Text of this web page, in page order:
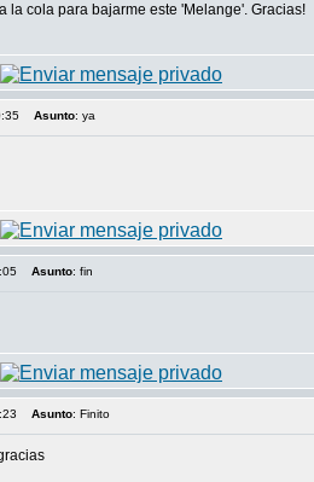
la cola para bajarme este 'Melange'. Gracias!
Asunto: ya
Asunto: fin
Asunto: Finito